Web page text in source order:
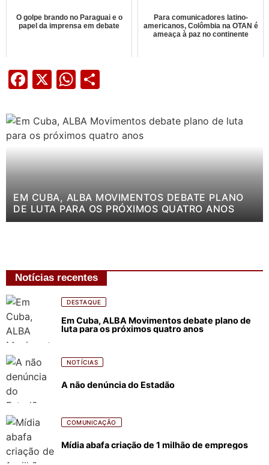
O golpe brando no Paraguai e o
papel da imprensa em debate
Para comunicadores latino-
americanos, Colômbia na OTAN é
ameaça à paz no continente
Facebook
X WhatsApp
EM CUBA, ALBA MOVIMENTOS DEBATE PLANO
DE LUTA PARA OS PRÓXIMOS QUATRO ANOS
Notícias recentes
DESTAQUE
Em Cuba, ALBA Movimentos debate plano de
luta para os próximos quatro anos
NOTÍCIAS
A não denúncia do Estadão
COMUNICAÇÃO
Mídia abafa criação de 1 milhão de empregos